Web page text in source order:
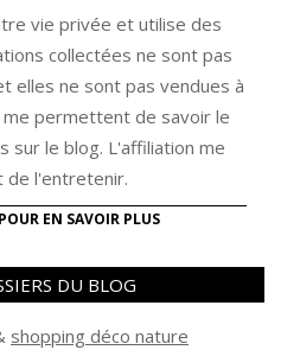
vie privée et utilise des
collectées ne sont pas
elles ne sont pas vendues à
permettent de savoir le
sur le blog. L'affiliation me
de l'entretenir.
EN SAVOIR PLUS
DU BLOG
shopping déco nature